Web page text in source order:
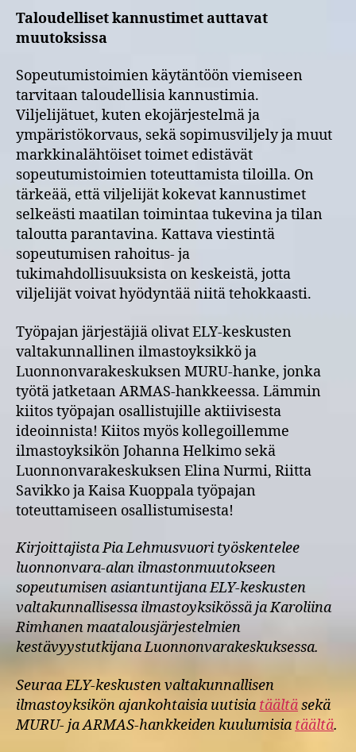
Taloudelliset kannustimet auttavat
muutoksissa
Sopeutumistoimien käytäntöön viemiseen
tarvitaan taloudellisia kannustimia.
Viljelijätuet, kuten ekojärjestelmä ja
ympäristökorvaus, sekä sopimusviljely ja muut
markkinalähtöiset toimet edistävät
sopeutumistoimien toteuttamista tiloilla. On
tärkeää, että viljelijät kokevat kannustimet
selkeästi maatilan toimintaa tukevina ja tilan
taloutta parantavina. Kattava viestintä
sopeutumisen rahoitus- ja
tukimahdollisuuksista on keskeistä, jotta
viljelijät voivat hyödyntää niitä tehokkaasti.
Työpajan järjestäjiä olivat ELY-keskusten
valtakunnallinen ilmastoyksikkö ja
Luonnonvarakeskuksen MURU-hanke, jonka
työtä jatketaan ARMAS-hankkeessa. Lämmin
kiitos työpajan osallistujille aktiivisesta
ideoinnista! Kiitos myös kollegoillemme
ilmastoyksikön Johanna Helkimo sekä
Luonnonvarakeskuksen Elina Nurmi, Riitta
Savikko ja Kaisa Kuoppala työpajan
toteuttamiseen osallistumisesta!
Kirjoittajista Pia Lehmusvuori työskentelee
luonnonvara-alan ilmastonmuutokseen
sopeutumisen asiantuntijana ELY-keskusten
valtakunnallisessa ilmastoyksikössä ja Karoliina
Rimhanen maatalousjärjestelmien
kestävyystutkijana Luonnonvarakeskuksessa.
Seuraa ELY-keskusten valtakunnallisen
ilmastoyksikön ajankohtaisia uutisia täältäsekä
MURU- ja ARMAS-hankkeiden kuulumisia täältä.